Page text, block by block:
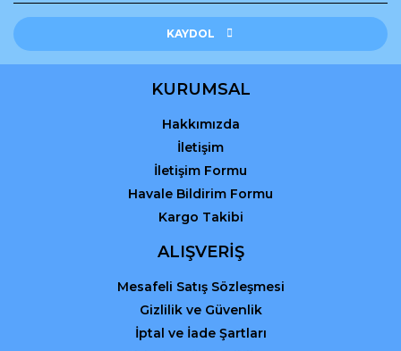
KAYDOL
KURUMSAL
Hakkımızda
İletişim
İletişim Formu
Havale Bildirim Formu
Kargo Takibi
ALIŞVERİŞ
Mesafeli Satış Sözleşmesi
Gizlilik ve Güvenlik
İptal ve İade Şartları